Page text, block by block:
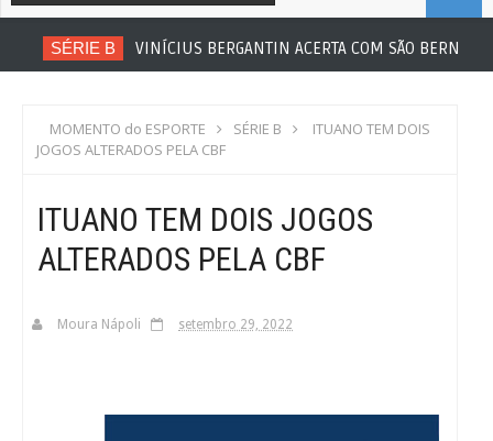
SÉRIE B VINÍCIUS BERGANTIN ACERTA COM SÃO BERNARDO
MOMENTO do ESPORTE SÉRIE B
ITUANO TEM DOIS
JOGOS ALTERADOS PELA CBF
ITUANO TEM DOIS JOGOS
ALTERADOS PELA CBF
Moura Nápoli setembro 29, 2022